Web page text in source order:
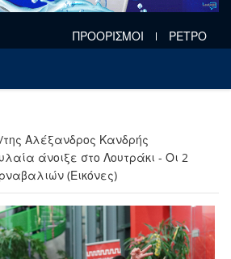
ΠΡΟΟΡΙΣΜΟΙ ΡΕΤΡΟ
της Αλέξανδρος Κανδρής
άνοιξε στο Λουτράκι - Οι 2
(Εικόνες)